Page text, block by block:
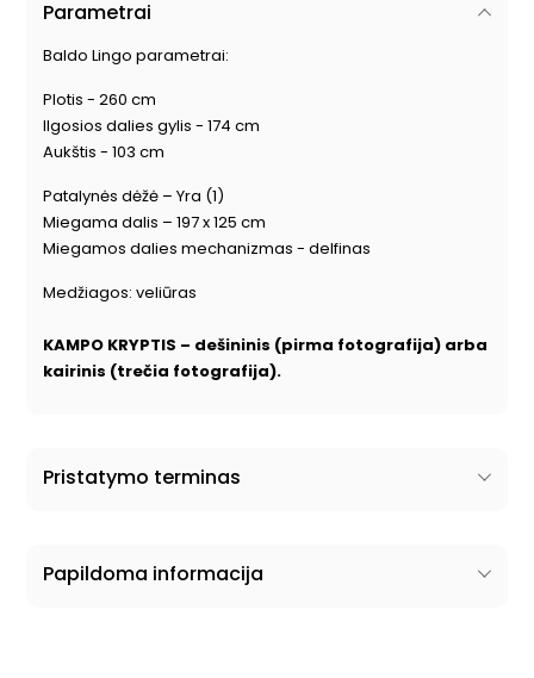
Parametrai
Baldo Lingo parametrai:
Plotis - 260 cm
Ilgosios dalies gylis - 174 cm
Aukštis - 103 cm
Patalynės dėžė – Yra (1)
Miegama dalis – 197 x 125 cm
Miegamos dalies mechanizmas - delfinas
Medžiagos: veliūras
KAMPO KRYPTIS – dešininis (pirma fotografija) arba
kairinis (trečia fotografija).
Pristatymo terminas
Papildoma informacija